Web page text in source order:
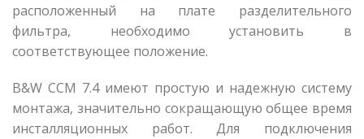
расположенный на плате разделительного
фильтра, необходимо установить в
соответствующее положение.
B&W CCM 7.4 имеют простую и надежную систему
монтажа, значительно сокращающую общее время
инсталляционных работ. Для подключения